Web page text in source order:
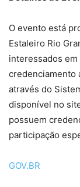
O evento está
Estaleiro Rio
interessados
credenciamento
através do
disponível no
possuem
participação
GOV.BR